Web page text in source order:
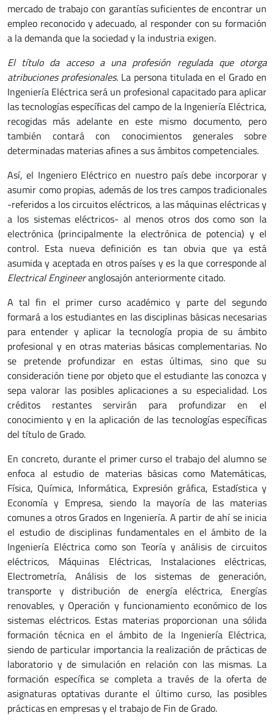
mercado de trabajo con garantías suficientes de encontrar un
empleo reconocido y adecuado, al responder con su formación
a la demanda que la sociedad y la industria exigen.
El título da acceso a una profesión regulada que otorga
atribuciones profesionales. La persona titulada en el Grado en
Ingeniería Eléctrica será un profesional capacitado para aplicar
las tecnologías específicas del campo de la Ingeniería Eléctrica,
recogidas más adelante en este mismo documento, pero
también contará con conocimientos generales sobre
determinadas materias afines a sus ámbitos competenciales.
Así, el Ingeniero Eléctrico en nuestro país debe incorporar y
asumir como propias, además de los tres campos tradicionales
-referidos a los circuitos eléctricos, a las máquinas eléctricas y
a los sistemas eléctricos- al menos otros dos como son la
electrónica (principalmente la electrónica de potencia) y el
control. Esta nueva definición es tan obvia que ya está
asumida y aceptada en otros países y es la que corresponde al
Electrical Engineeranglosajón anteriormente citado.
A tal fin el primer curso académico y parte del segundo
formará a los estudiantes en las disciplinas básicas necesarias
para entender y aplicar la tecnología propia de su ámbito
profesional y en otras materias básicas complementarias. No
se pretende profundizar en estas últimas, sino que su
consideración tiene por objeto que el estudiante las conozca y
sepa valorar las posibles aplicaciones a su especialidad. Los
créditos restantes servirán para profundizar en el
conocimiento y en la aplicación de las tecnologías específicas
del título de Grado.
En concreto, durante el primer curso el trabajo del alumno se
enfoca al estudio de materias básicas como Matemáticas,
Física, Química, Informática, Expresión gráfica, Estadística y
Economía y Empresa, siendo la mayoría de las materias
comunes a otros Grados en Ingeniería. A partir de ahí se inicia
el estudio de disciplinas fundamentales en el ámbito de la
Ingeniería Eléctrica como son Teoría y análisis de circuitos
eléctricos, Máquinas Eléctricas, Instalaciones eléctricas,
Electrometría, Análisis de los sistemas de generación,
transporte y distribución de energía eléctrica, Energías
renovables, y Operación y funcionamiento económico de los
sistemas eléctricos. Estas materias proporcionan una sólida
formación técnica en el ámbito de la Ingeniería Eléctrica,
siendo de particular importancia la realización de prácticas de
laboratorio y de simulación en relación con las mismas. La
formación específica se completa a través de la oferta de
asignaturas optativas durante el último curso, las posibles
prácticas en empresas y el trabajo de Fin de Grado.